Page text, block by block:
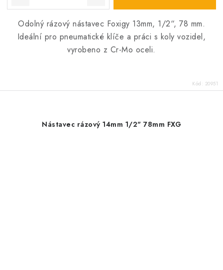
Odolný rázový nástavec Foxigy 13mm, 1/2“, 78 mm.
Ideální pro pneumatické klíče a práci s koly vozidel,
vyrobeno z Cr-Mo oceli.
Kód: 20951
Nástavec rázový 14mm 1/2" 78mm FXG